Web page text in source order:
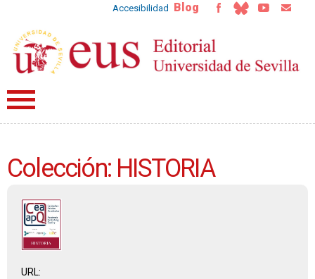
Accesibilidad Blog
Colección: HISTORIA
URL: